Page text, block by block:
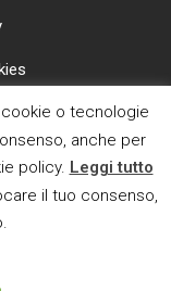
o tecnologie
anche per
policy. Leggi tutto
il tuo consenso,